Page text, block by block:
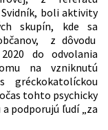
boli aktivity
skupín, kde sa
z dôvodu
do odvolania
na vzniknutú
gréckokatolíckou
tohto psychicky
podporujú ľudí „za